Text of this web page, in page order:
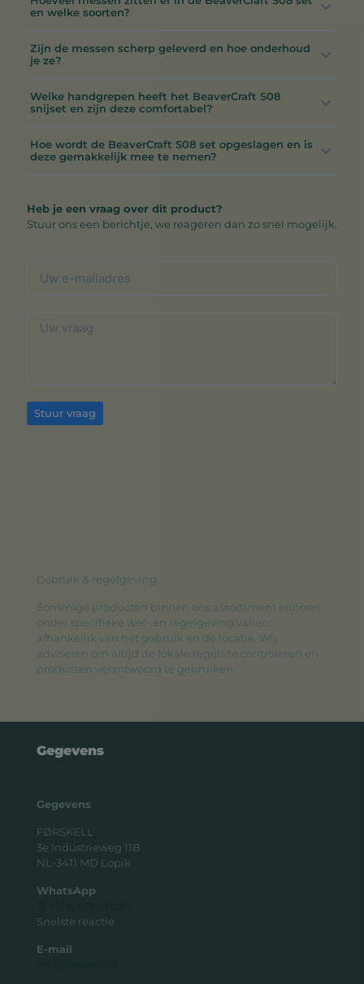
en welke soorten?
Zijn de messen scherp geleverd en hoe onderhoud
je ze?
Welke handgrepen heeft het BeaverCraft S08
snijset en zijn deze comfortabel?
Hoe wordt de BeaverCraft S08 set opgeslagen en is
deze gemakkelijk mee te nemen?
Heb je een vraag over dit product?
Stuur ons een berichtje, we reageren dan zo snel mogelijk.
Stuur vraag
Gebruik & regelgeving
Sommige producten binnen ons assortiment kunnen
onder specifieke wet- en regelgeving vallen,
afhankelijk van het gebruik en de locatie. Wij
adviseren om altijd de lokale regels te controleren en
producten verantwoord te gebruiken.
Gegevens
Gegevens
FØRSKELL
3e Industrieweg 11B
NL-3411 MD Lopik
WhatsApp
Snelste reactie
E-mail